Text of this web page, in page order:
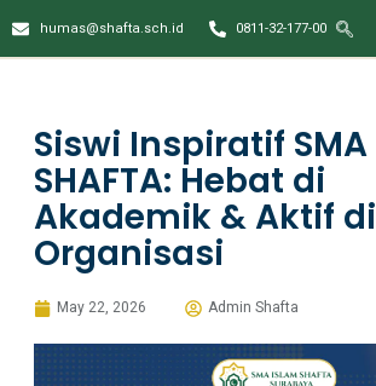
humas@shafta.sch.id 0811-32-177-00
Siswi Inspiratif SMA
SHAFTA: Hebat di
Akademik & Aktif di
Organisasi
May 22, 2026 Admin Shafta